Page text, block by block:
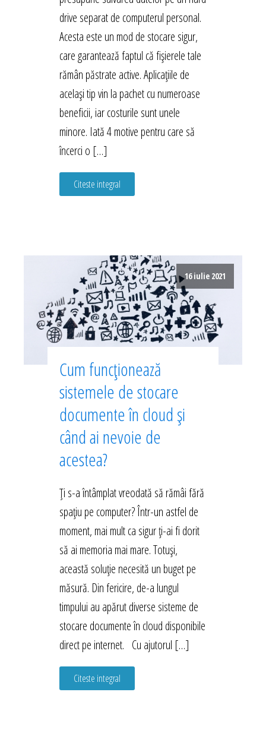
drive separat de computerul personal.
Acesta este un mod de stocare sigur,
care garantează faptul că fișierele tale
rămân păstrate active. Aplicațiile de
același tip vin la pachet cu numeroase
beneficii, iar costurile sunt unele
minore. Iată 4 motive pentru care să
încerci o […]
Citeste integral
16 iulie 2021
Cum funcționează
sistemele de stocare
documente în cloud și
când ai nevoie de
acestea?
Ți s-a întâmplat vreodată să rămâi fără
spațiu pe computer? Într-un astfel de
moment, mai mult ca sigur ți-ai fi dorit
să ai memoria mai mare. Totuși,
această soluție necesită un buget pe
măsură. Din fericire, de-a lungul
timpului au apărut diverse sisteme de
stocare documente în cloud disponibile
direct pe internet. Cu ajutorul […]
Citeste integral